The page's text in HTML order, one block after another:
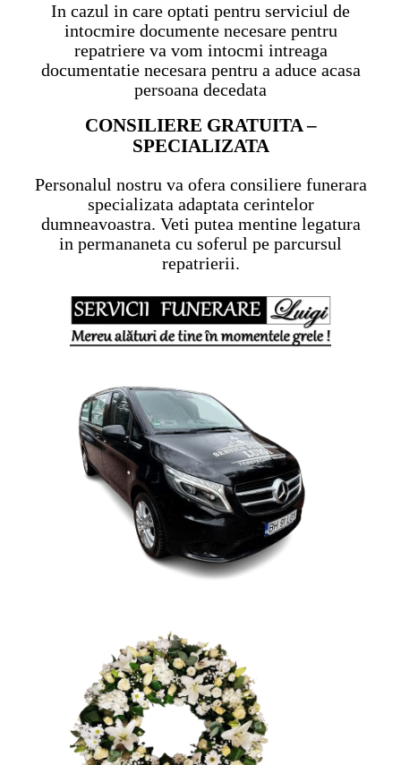
In cazul in care optati pentru serviciul de
intocmire documente necesare pentru
repatriere va vom intocmi intreaga
documentatie necesara pentru a aduce acasa
persoana decedata
CONSILIERE GRATUITA –
SPECIALIZATA
Personalul nostru va ofera consiliere funerara
specializata adaptata cerintelor
dumneavoastra. Veti putea mentine legatura
in permananeta cu soferul pe parcursul
repatrierii.